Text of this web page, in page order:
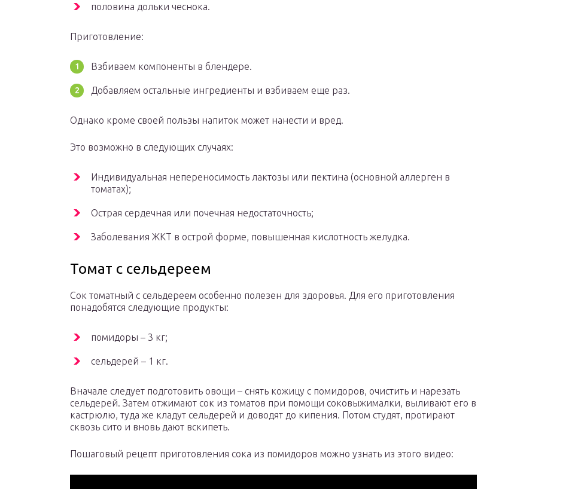
половина дольки чеснока.
Приготовление:
Взбиваем компоненты в блендере.
Добавляем остальные ингредиенты и взбиваем еще раз.
Однако кроме своей пользы напиток может нанести и вред.
Это возможно в следующих случаях:
Индивидуальная непереносимость лактозы или пектина (основной аллерген в
томатах);
Острая сердечная или почечная недостаточность;
Заболевания ЖКТ в острой форме, повышенная кислотность желудка.
Томат с сельдереем
Сок томатный с сельдереем особенно полезен для здоровья. Для его приготовления
понадобятся следующие продукты:
помидоры – 3 кг;
сельдерей – 1 кг.
Вначале следует подготовить овощи – снять кожицу с помидоров, очистить и нарезать
сельдерей. Затем отжимают сок из томатов при помощи соковыжималки, выливают его в
кастрюлю, туда же кладут сельдерей и доводят до кипения. Потом студят, протирают
сквозь сито и вновь дают вскипеть.
Пошаговый рецепт приготовления сока из помидоров можно узнать из этого видео: